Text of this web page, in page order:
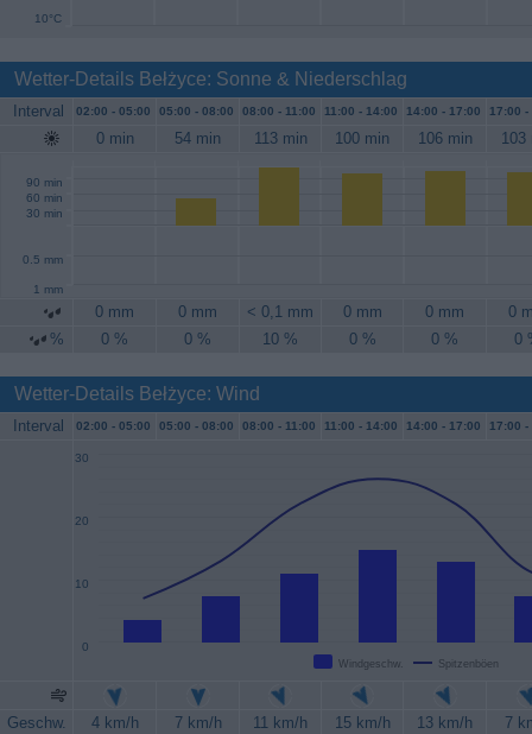
10°C
Wetter-Details Bełżyce: Sonne & Niederschlag
Interval 02:00 - 05:00 05:00 - 08:00 08:00 - 11:00 11:00 - 14:00 14:00 - 17:00 17:00 -
0 min 54 min 113 min 100 min 106 min 103
30 min
60 min
90 min
0.5 mm
1 mm
0 mm 0 mm < 0,1 mm 0 mm 0 mm
0
%
0 % 0 % 10 % 0 % 0 % 0
Wetter-Details Bełżyce: Wind
Interval 02:00 - 05:00 05:00 - 08:00 08:00 - 11:00 11:00 - 14:00 14:00 - 17:00 17:00 -
Windgeschw. Spitzenböen
0
10
20
30
Geschw. 4 km/h 7 km/h 11 km/h 15 km/h 13 km/h
7